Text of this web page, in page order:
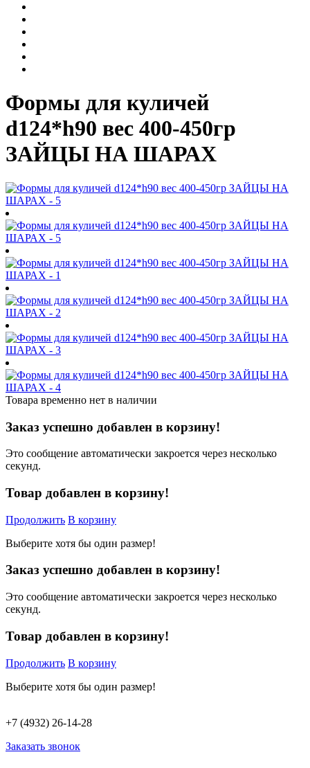
Формы для куличей
d124*h90 вес 400-450гр
ЗАЙЦЫ НА ШАРАХ
Товара временно нет в наличии
Заказ успешно добавлен в корзину!
Это сообщение автоматически закроется через несколько
секунд.
Товар добавлен в корзину!
Продолжить В корзину
Выберите хотя бы один размер!
Заказ успешно добавлен в корзину!
Это сообщение автоматически закроется через несколько
секунд.
Товар добавлен в корзину!
Продолжить В корзину
Выберите хотя бы один размер!
+7 (4932) 26-14-28
Заказать звонок